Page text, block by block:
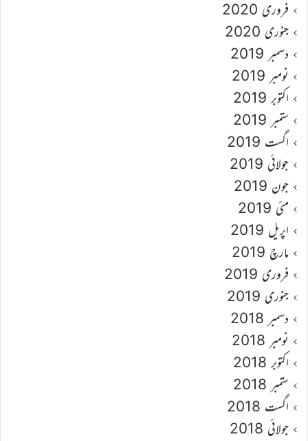
فروری 2020
جنوری 2020
دسمبر 2019
نومبر 2019
اکتوبر 2019
ستمبر 2019
اگست 2019
جولائی 2019
جون 2019
مئی 2019
اپریل 2019
مارچ 2019
فروری 2019
جنوری 2019
دسمبر 2018
نومبر 2018
اکتوبر 2018
ستمبر 2018
اگست 2018
جولائی 2018